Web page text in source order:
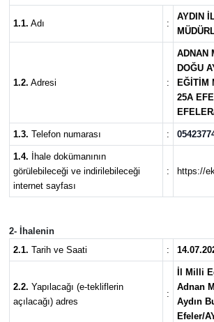
1.1. Adı :
AYDIN
1.2. Adresi :
ADNAN
DOĞU
EĞİTİM
25A
1.3. Telefon numarası :
1.4. İhale dokümanının
görülebileceği ve indirilebileceği
internet sayfası
: https://
2- İhalenin
2.1. Tarih ve Saati :
2.2. Yapılacağı (e-tekliflerin
açılacağı) adres
:
İl Milli
Adnan
Aydın
Efeler/
SPOR
TARIM
TURİZM
YAŞAM
RESMİ İLANLAR
HABER İLAN